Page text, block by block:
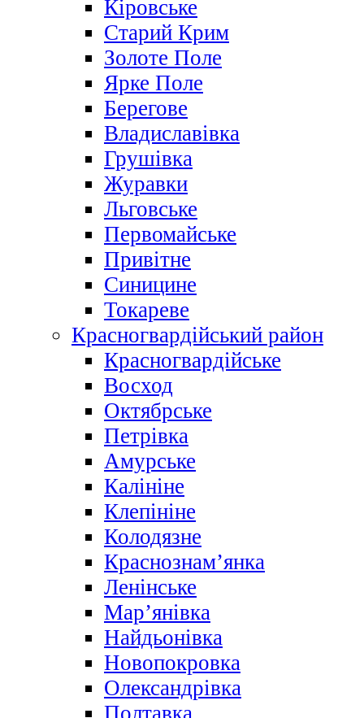
Кіровське
Старий Крим
Золоте Поле
Ярке Поле
Берегове
Владиславівка
Грушівка
Журавки
Льговське
Первомайське
Привітне
Синицине
Токареве
Красногвардійський район
Красногвардійське
Восход
Октябрське
Петрівка
Амурське
Калініне
Клепініне
Колодязне
Краснознам’янка
Ленінське
Мар’янівка
Найдьонівка
Новопокровка
Олександрівка